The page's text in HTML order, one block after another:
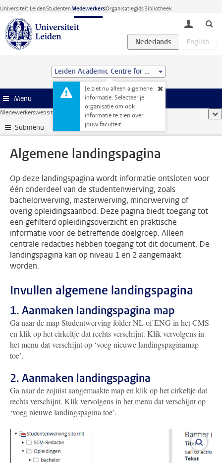
Ga direct naar de inhoud
Universiteit LeidenStudentenMedewerkersOrganisatiegidsBibliotheek
toggle
Leiden Academic Centre for Drug Research (LACDR)
Je ziet nu alleen algemene
informatie. Selecteer je
organisatie om ook
informatie te zien over
jouw faculteit.
Menu
Medewerkerswebsite Algemene landingspagina
Submenu
Algemene landingspagina
Op deze landingspagina wordt informatie ontsloten voor
één onderdeel van de studentenwerving, zoals
bachelorwerving, masterwerving, minorwerving of
overig opleidingsaanbod. Deze pagina biedt toegang tot
een gefilterd opleidingsoverzicht en praktische
informatie voor de betreffende doelgroep. Alleen
centrale redacties hebben toegang tot dit document. De
landingspagina kan op niveau 1 en 2 aangemaakt
worden.
Invullen algemene landingspagina
1. Aanmaken landingspagina map
Ga naar de map Studentwerving folder NL of ENG in het CMS
en klik op het cirkeltje dat rechts verschijnt. Klik vervolgens in
het menu dat verschijnt op ‘voeg nieuwe landingspaginamap
toe’.
2. Aanmaken landingspagina
Ga naar de zojuist aangemaakte map en klik op het cirkeltje dat
rechts verschijnt. Klik vervolgens in het menu dat verschijnt op
‘voeg nieuwe landingspagina toe’.